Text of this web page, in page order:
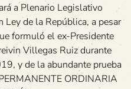
a Plenario Legislativo
Ley de la República, a pesar
formuló el ex-Presidente
Villegas Ruiz durante
y de la abundante prueba
ORDINARIA